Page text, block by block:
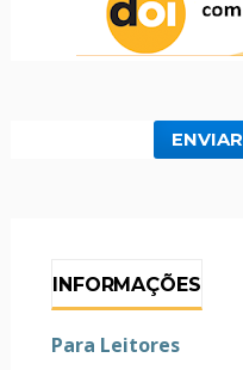
INFORMAÇÕES
Para Leitores